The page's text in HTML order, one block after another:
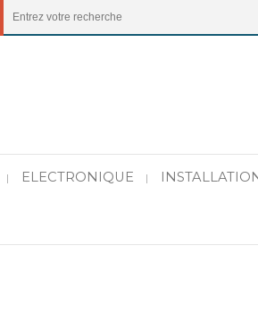
| ELECTRONIQUE |